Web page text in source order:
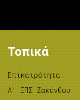
Τοπικά
Επικαιρότητα
A’ ΕΠΣ Ζακύνθου